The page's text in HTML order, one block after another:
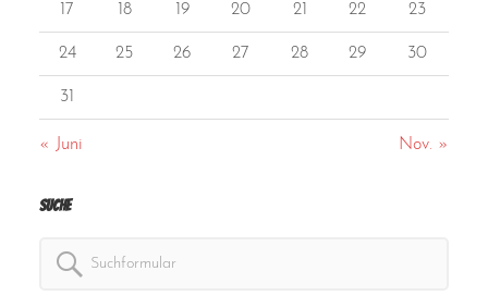
17 18 19 20 21 22 23
24 25 26 27 28 29 30
31
« Juni Nov. »
Suche
Search